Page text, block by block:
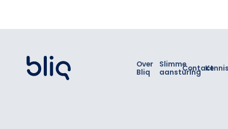
Over
Bliq
Slimme
aansturing
Contact